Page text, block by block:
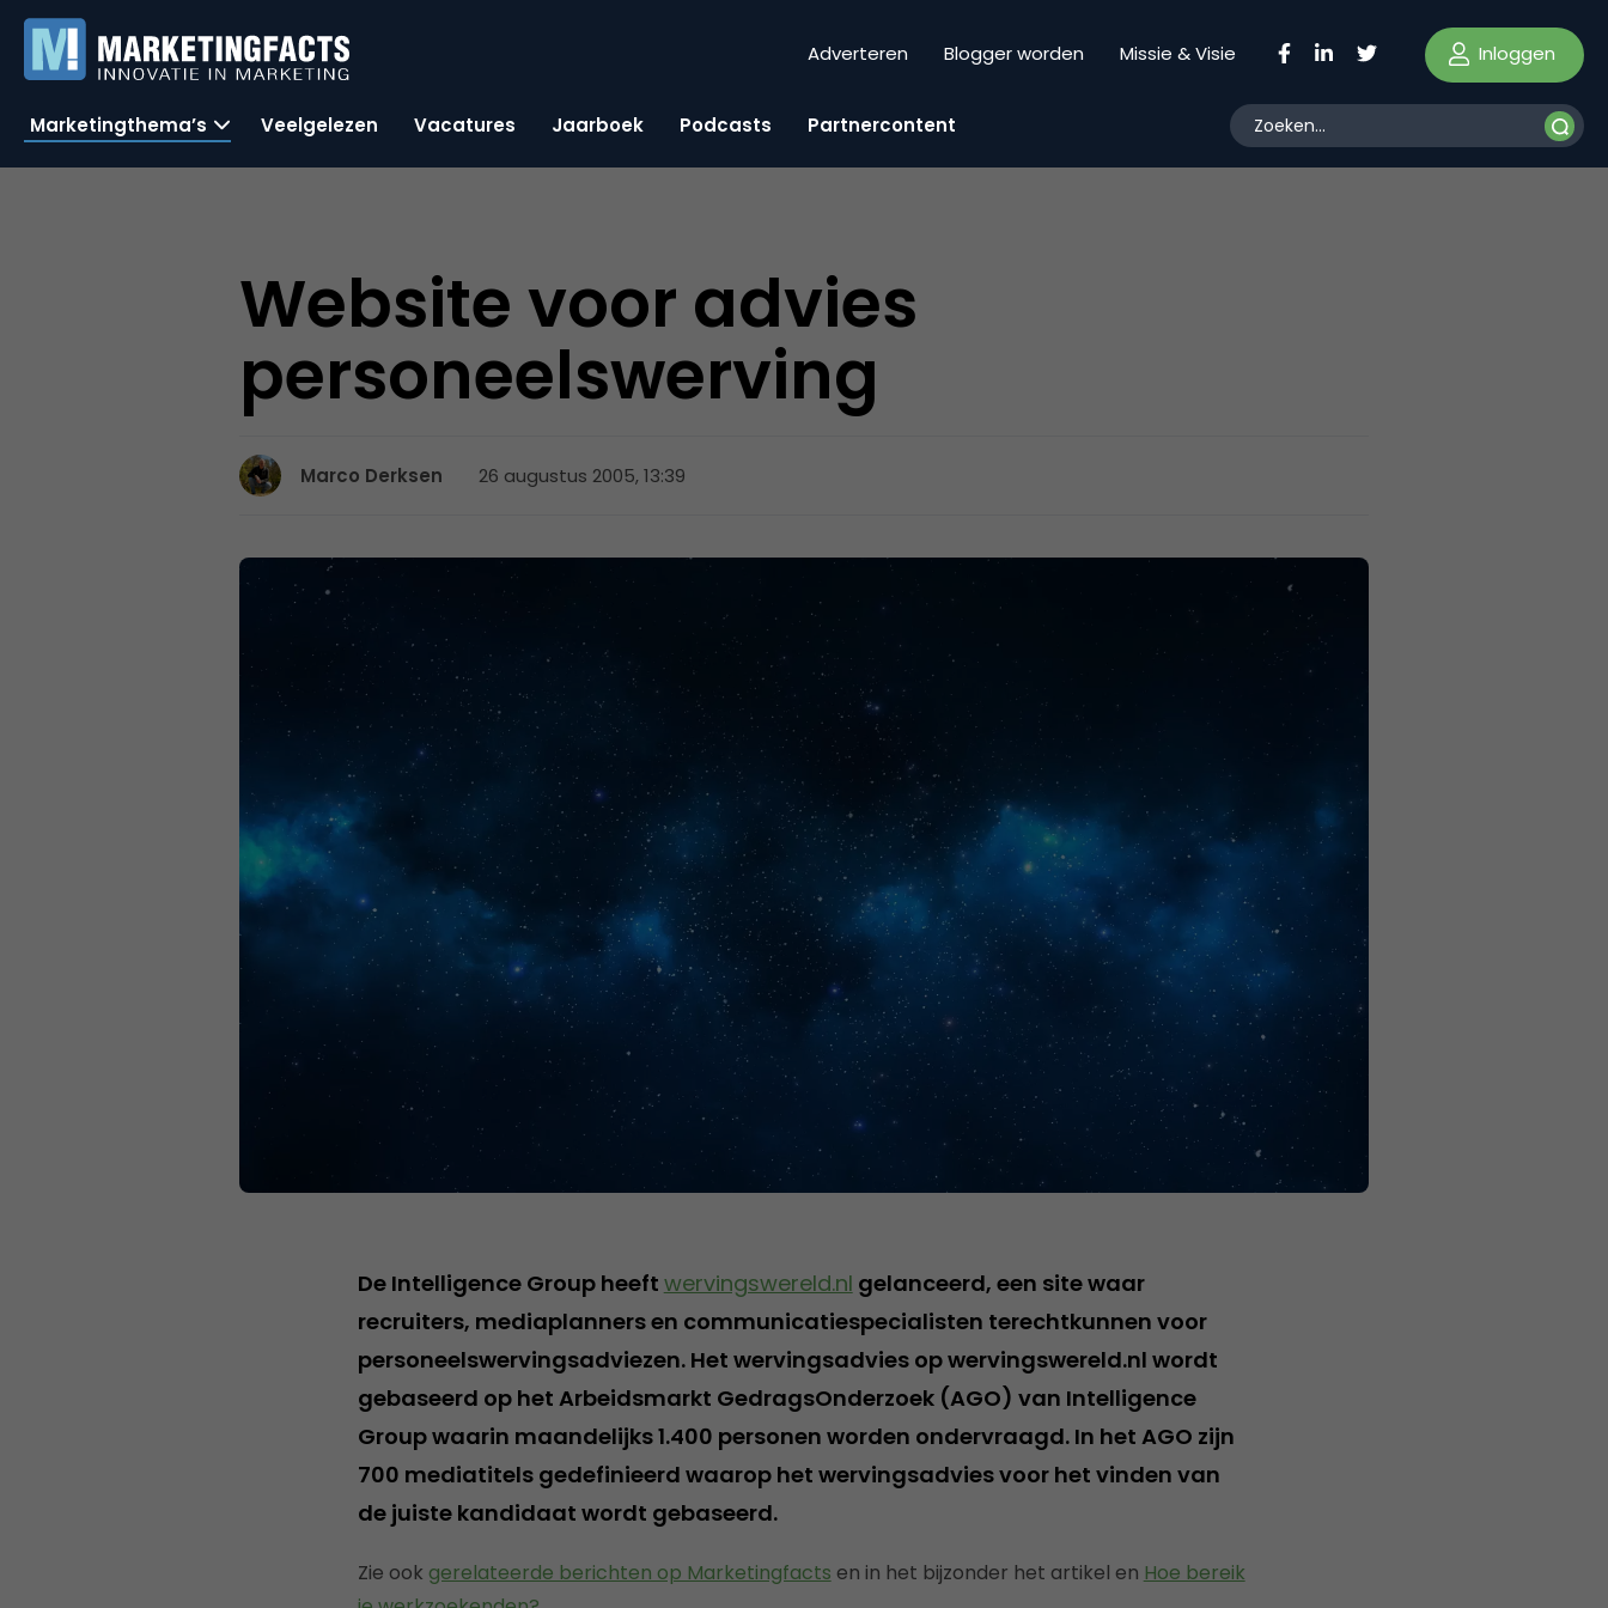
Adverteren Blogger worden Missie & Visie Inloggen
Marketingthema’s Veelgelezen Vacatures Jaarboek Podcasts Partnercontent
Website voor advies
personeelswerving
Marco Derksen 26 augustus 2005, 13:39
De Intelligence Group heeft wervingswereld.nl gelanceerd, een site waar
recruiters, mediaplanners en communicatiespecialisten terechtkunnen voor
personeelswervingsadviezen. Het wervingsadvies op wervingswereld.nl wordt
gebaseerd op het Arbeidsmarkt GedragsOnderzoek (AGO) van Intelligence
Group waarin maandelijks 1.400 personen worden ondervraagd. In het AGO zijn
700 mediatitels gedefinieerd waarop het wervingsadvies voor het vinden van
de juiste kandidaat wordt gebaseerd.
Zie ook gerelateerde berichten op Marketingfacts en in het bijzonder het artikel en Hoe bereik